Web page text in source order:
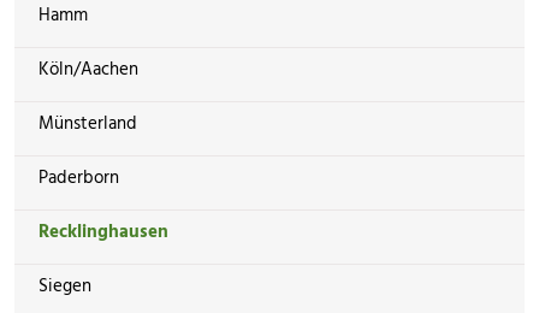
Hamm
Köln/Aachen
Münsterland
Paderborn
Recklinghausen
Siegen